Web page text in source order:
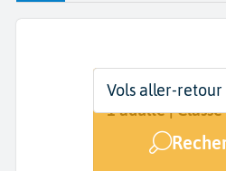
Départ
Carcassonne
Dates
Dates de votre
Voyageurs | Classe
1 adulte |
Vols aller-retour